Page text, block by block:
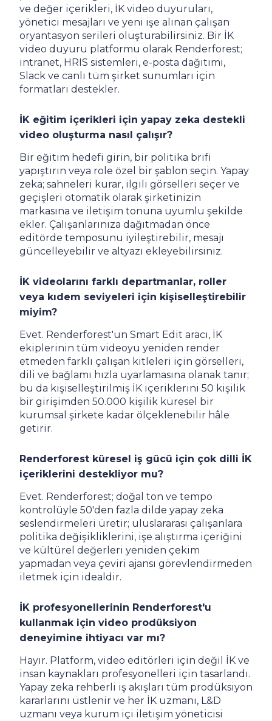
ve değer içerikleri, İK video duyuruları,
yönetici mesajları ve yeni işe alınan çalışan
oryantasyon serileri oluşturabilirsiniz. Bir İK
video duyuru platformu olarak Renderforest;
intranet, HRIS sistemleri, e-posta dağıtımı,
Slack ve canlı tüm şirket sunumları için
formatları destekler.
İK eğitim içerikleri için yapay zeka destekli
video oluşturma nasıl çalışır?
Bir eğitim hedefi girin, bir politika brifi
yapıştırın veya role özel bir şablon seçin. Yapay
zeka; sahneleri kurar, ilgili görselleri seçer ve
geçişleri otomatik olarak şirketinizin
markasına ve iletişim tonuna uyumlu şekilde
ekler. Çalışanlarınıza dağıtmadan önce
editörde temposunu iyileştirebilir, mesajı
güncelleyebilir ve altyazı ekleyebilirsiniz.
İK videolarını farklı departmanlar, roller
veya kıdem seviyeleri için kişiselleştirebilir
miyim?
Evet. Renderforest'un Smart Edit aracı, İK
ekiplerinin tüm videoyu yeniden render
etmeden farklı çalışan kitleleri için görselleri,
dili ve bağlamı hızla uyarlamasına olanak tanır;
bu da kişiselleştirilmiş İK içeriklerini 50 kişilik
bir girişimden 50.000 kişilik küresel bir
kurumsal şirkete kadar ölçeklenebilir hâle
getirir.
Renderforest küresel iş gücü için çok dilli İK
içeriklerini destekliyor mu?
Evet. Renderforest; doğal ton ve tempo
kontrolüyle 50'den fazla dilde yapay zeka
seslendirmeleri üretir; uluslararası çalışanlara
politika değişikliklerini, işe alıştırma içeriğini
ve kültürel değerleri yeniden çekim
yapmadan veya çeviri ajansı görevlendirmeden
iletmek için idealdir.
İK profesyonellerinin Renderforest'u
kullanmak için video prodüksiyon
deneyimine ihtiyacı var mı?
Hayır. Platform, video editörleri için değil İK ve
insan kaynakları profesyonelleri için tasarlandı.
Yapay zeka rehberli iş akışları tüm prodüksiyon
kararlarını üstlenir ve her İK uzmanı, L&D
uzmanı veya kurum içi iletişim yöneticisi